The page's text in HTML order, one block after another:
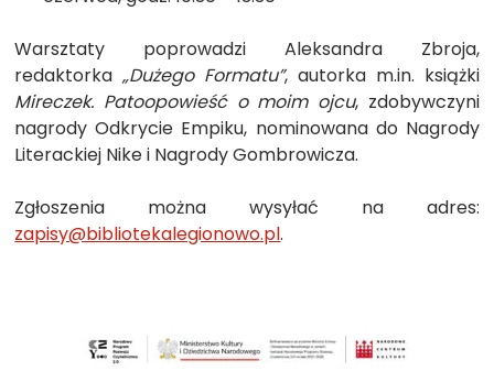
Warsztaty poprowadzi Aleksandra Zbroja,
redaktorka„Dużego Formatu”, autorka m.in. książki
Mireczek. Patoopowieść o moim ojcu, zdobywczyni
nagrody Odkrycie Empiku, nominowana do Nagrody
Literackiej Nike i Nagrody Gombrowicza.
Zgłoszenia można wysyłać na adres:
zapisy@bibliotekalegionowo.pl.